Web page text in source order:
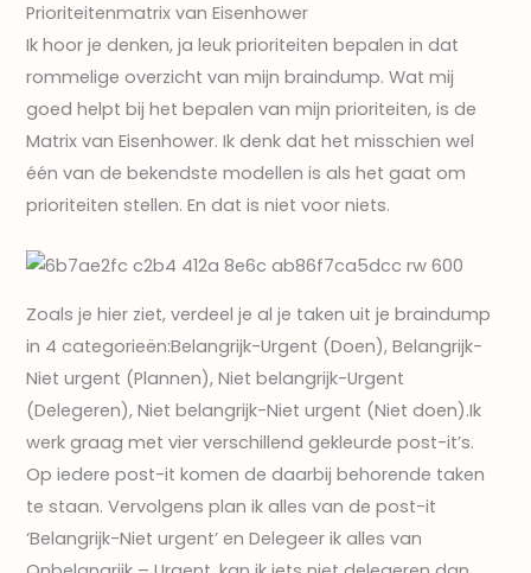
Prioriteitenmatrix van Eisenhower
Ik hoor je denken, ja leuk prioriteiten bepalen in dat
rommelige overzicht van mijn braindump. Wat mij
goed helpt bij het bepalen van mijn prioriteiten, is de
Matrix van Eisenhower. Ik denk dat het misschien wel
één van de bekendste modellen is als het gaat om
prioriteiten stellen. En dat is niet voor niets.
Zoals je hier ziet, verdeel je al je taken uit je braindump
in 4 categorieën:Belangrijk-Urgent (Doen), Belangrijk-
Niet urgent (Plannen), Niet belangrijk-Urgent
(Delegeren), Niet belangrijk-Niet urgent (Niet doen).Ik
werk graag met vier verschillend gekleurde post-it’s.
Op iedere post-it komen de daarbij behorende taken
te staan. Vervolgens plan ik alles van de post-it
‘Belangrijk-Niet urgent’ en Delegeer ik alles van